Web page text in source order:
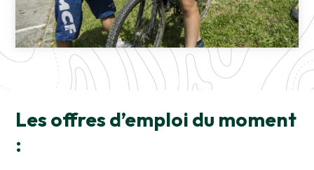
Les offres d’emploi du moment
: